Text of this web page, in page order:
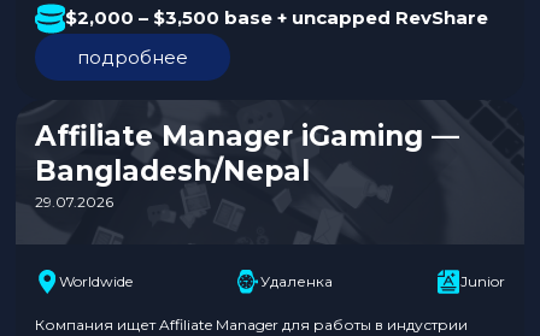
подтвержденный опыт работы в крипто-казино или
гемблинге, активную личную сеть контактов и глубокое
понимание ключевых метрик. Работа полностью удаленная,
RevShare. Обязанности:…
$2,000 – $3,500 base + uncapped RevShare
подробнее
Affiliate Manager iGaming —
Bangladesh/Nepal
29.07.2026
Worldwide Удаленка Junior
Компания ищет Affiliate Manager для работы в индустрии